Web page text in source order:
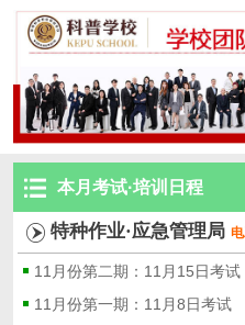
本月考试·培训日程
特种作业·应急管理局
11月份第二期：11月15日考试
11月份第一期：11月8日考试